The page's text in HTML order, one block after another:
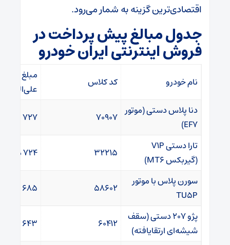
اقتصادی‌ترین گزینه به شمار می‌رود.
جدول مبالغ پیش پرداخت در
فروش اینترنتی ایران خودرو
نام خودرو کد کلاس
مبلغ
دنا پلاس دستی (موتور
EF7)
70907
727 میلیون
تارا دستی V1P
(گیربکس MT6)
32215
724 میلیون
سورن پلاس با موتور
TU5P
58602
685 میلیون
پژو 207 دستی (سقف
شیشه‌ای ارتقایافته)
60412
643 میلیون